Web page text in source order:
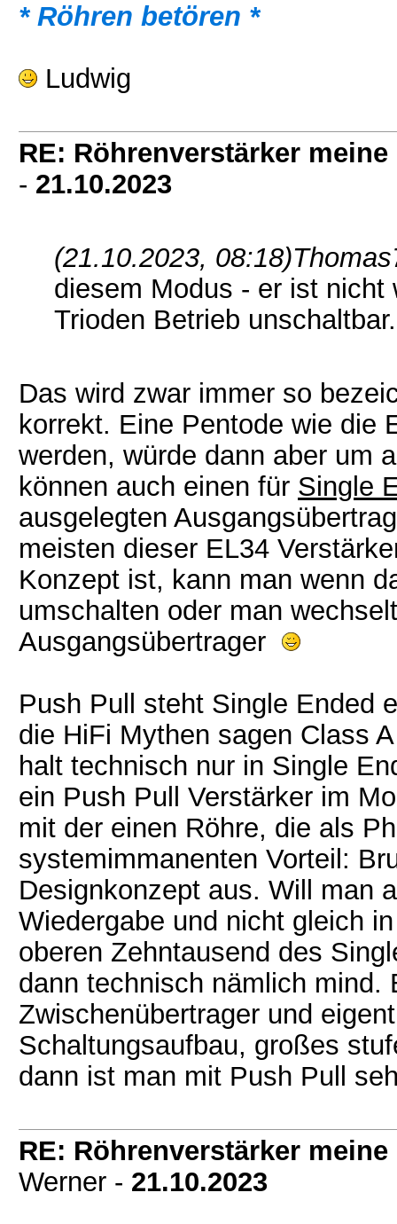
* Röhren betören *
Ludwig
RE: Röhrenverstärker
- 21.10.2023
(21.10.2023, 08:18)
diesem Modus - er ist nicht
Trioden Betrieb unschaltbar.
Das wird zwar immer so
korrekt. Eine Pentode wie die
werden, würde dann aber um
können auch einen für Single
ausgelegten
meisten dieser EL34
Konzept ist, kann man wenn
umschalten oder man
Ausgangsübertrager
Push Pull steht Single Ended
die HiFi Mythen sagen Class
halt technisch nur in Single
ein Push Pull Verstärker im
mit der einen Röhre, die als
systemimmanenten Vorteil:
Designkonzept aus. Will man
Wiedergabe und nicht gleich
oberen Zehntausend des
dann technisch nämlich mind.
Zwischenübertrager und
Schaltungsaufbau, großes
dann ist man mit Push Pull
RE: Röhrenverstärker
Werner - 21.10.2023